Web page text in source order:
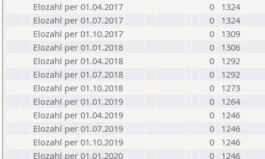
Elozahl per 01.04.2017
0
1324
Elozahl per 01.07.2017
0
1324
Elozahl per 01.10.2017
0
1309
Elozahl per 01.01.2018
0
1306
Elozahl per 01.04.2018
0
1292
Elozahl per 01.07.2018
0
1292
Elozahl per 01.10.2018
0
1273
Elozahl per 01.01.2019
0
1264
Elozahl per 01.04.2019
0
1246
Elozahl per 01.07.2019
0
1246
Elozahl per 01.10.2019
0
1246
Elozahl per 01.01.2020
0
1246